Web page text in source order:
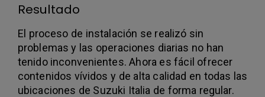
Resultado
El proceso de instalación se realizó sin
problemas y las operaciones diarias no han
tenido inconvenientes. Ahora es fácil ofrecer
contenidos vívidos y de alta calidad en todas las
ubicaciones de Suzuki Italia de forma regular.